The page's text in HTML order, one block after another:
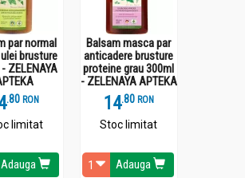
foloseste o masca sau un balsam de par
par normal
brusture
ZELENAYA
.8 RON
limitat
Adauga
Balsam masca par
anticadere brusture
proteine grau 300ml
- ZELENAYA APTEKA
14.8 RON
Stoc limitat
Adauga